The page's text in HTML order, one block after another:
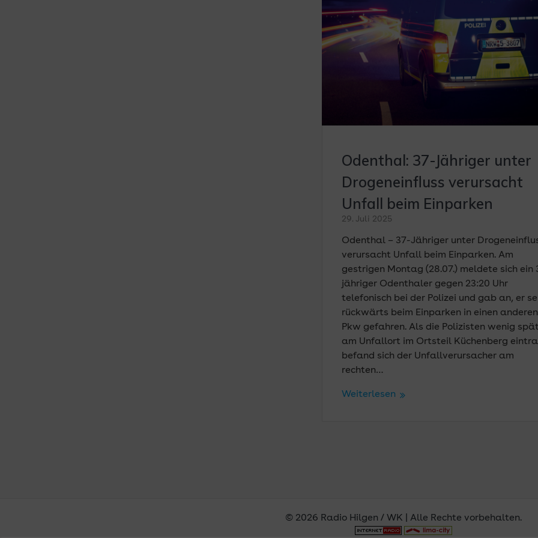
Odenthal: 37-Jähriger unter
Drogeneinfluss verursacht
Unfall beim Einparken
29. Juli 2025
Odenthal – 37-Jähriger unter
verursacht Unfall beim Einparken. Am
gestrigen Montag (28.07.) meldete sich ein
jähriger Odenthaler gegen 23:20 Uhr
telefonisch bei der Polizei und gab an, er
rückwärts beim Einparken in einen anderen
Pkw gefahren. Als die Polizisten wenig
am Unfallort im Ortsteil Küchenberg
befand sich der Unfallverursacher am
rechten…
Weiterlesen
© 2026 Radio Hilgen / WK | Alle Rechte vorbehalten.